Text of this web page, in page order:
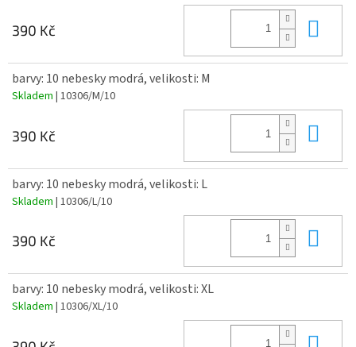
390 Kč
barvy: 10 nebesky modrá, velikosti: M
Skladem | 10306/M/10
390 Kč
barvy: 10 nebesky modrá, velikosti: L
Skladem | 10306/L/10
390 Kč
barvy: 10 nebesky modrá, velikosti: XL
Skladem | 10306/XL/10